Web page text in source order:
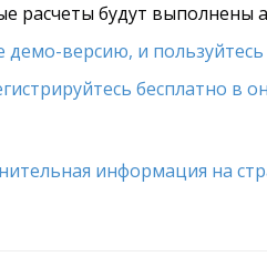
расчеты будут выполнены
демо-версию, и пользуйтесь
бесплатно в